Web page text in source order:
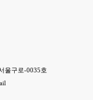
울구로-0035호